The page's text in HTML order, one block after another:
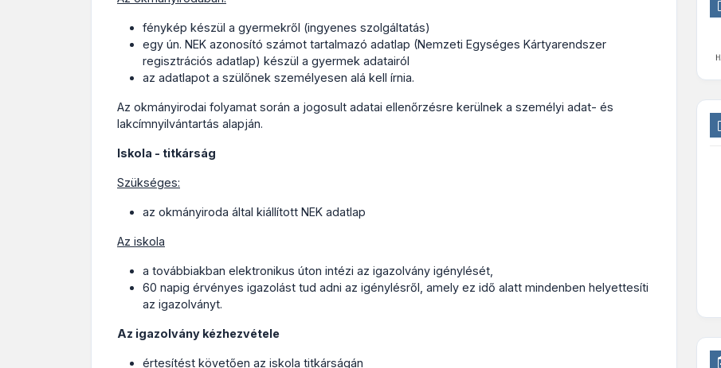
fénykép készül a gyermekről (ingyenes szolgáltatás)
egy ún. NEK azonosító számot tartalmazó adatlap (Nemzeti Egységes Kártyarendszer
regisztrációs adatlap) készül a gyermek adatairól
az adatlapot a szülőnek személyesen alá kell írnia.
Az okmányirodai folyamat során a jogosult adatai ellenőrzésre kerülnek a személyi adat- és
lakcímnyilvántartás alapján.
Iskola - titkárság
Szükséges:
az okmányiroda által kiállított NEK adatlap
Az iskola
a továbbiakban elektronikus úton intézi az igazolvány igénylését,
60 napig érvényes igazolást tud adni az igénylésről, amely ez idő alatt mindenben helyettesíti
az igazolványt.
Az igazolvány kézhezvétele
értesítést követően az iskola titkárságán